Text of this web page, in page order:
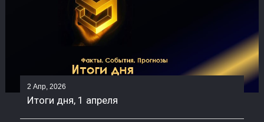
2 Апр, 2026
Итоги дня, 1 апреля